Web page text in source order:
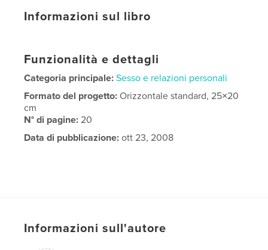
Informazioni sul libro
Funzionalità e dettagli
Categoria principale: Sesso e relazioni personali
Formato del progetto:Orizzontale standard, 25×20
cm
N° di pagine:20
Data di pubblicazione: ott 23, 2008
Informazioni sull'autore